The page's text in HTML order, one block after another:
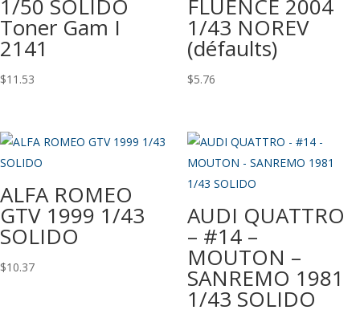
1/50 SOLIDO
Toner Gam I
2141
$11.53
FLUENCE 2004
1/43 NOREV
(défaults)
$5.76
ALFA ROMEO
GTV 1999 1/43
SOLIDO
$10.37
AUDI QUATTRO
– #14 –
MOUTON –
SANREMO 1981
1/43 SOLIDO